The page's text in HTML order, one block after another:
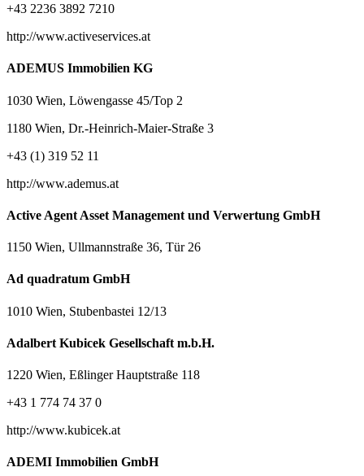
+43 2236 3892 7210
http://www.activeservices.at
ADEMUS Immobilien KG
1030 Wien, Löwengasse 45/Top 2
1180 Wien, Dr.-Heinrich-Maier-Straße 3
+43 (1) 319 52 11
http://www.ademus.at
Active Agent Asset Management und Verwertung GmbH
1150 Wien, Ullmannstraße 36, Tür 26
Ad quadratum GmbH
1010 Wien, Stubenbastei 12/13
Adalbert Kubicek Gesellschaft m.b.H.
1220 Wien, Eßlinger Hauptstraße 118
+43 1 774 74 37 0
http://www.kubicek.at
ADEMI Immobilien GmbH